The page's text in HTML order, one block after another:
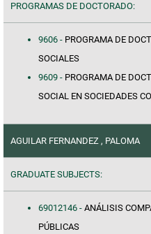
PROGRAMAS DE DOCTORADO:
9606 - PROGRAMA DE
SOCIALES
9609 - PROGRAMA DE
SOCIAL EN SOCIEDADES
AGUILAR FERNANDEZ , PALOMA
GRADUATE SUBJECTS:
69012146 - ANÁLISIS
PÚBLICAS